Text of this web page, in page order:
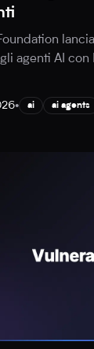
agenti AI
• ai ai agents